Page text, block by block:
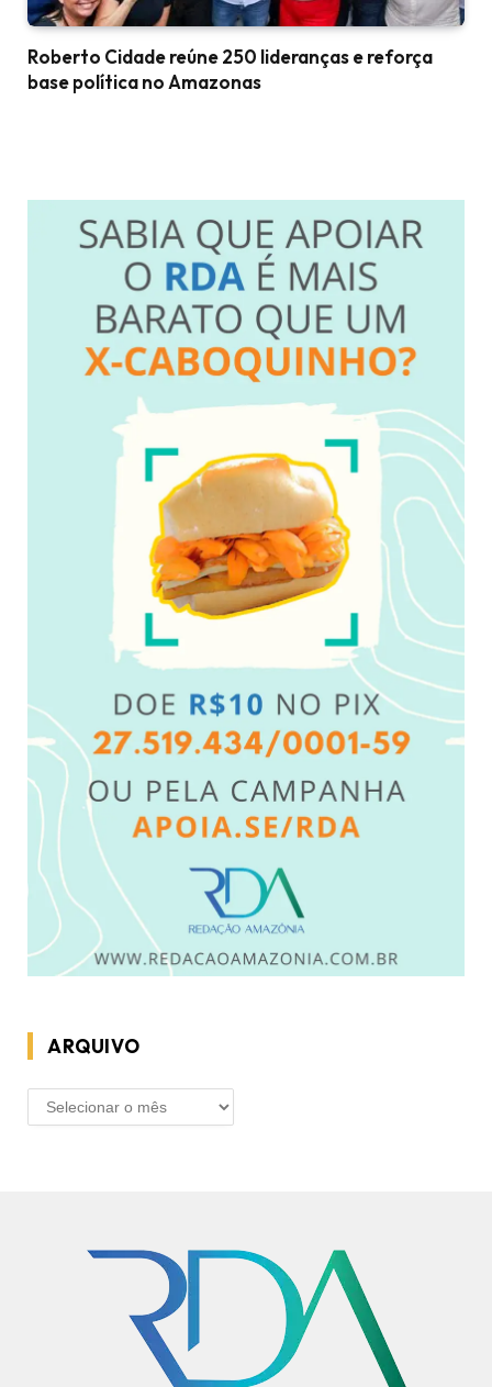
Roberto Cidade reúne 250 lideranças e reforça
base política no Amazonas
ARQUIVO
ARQUIVO